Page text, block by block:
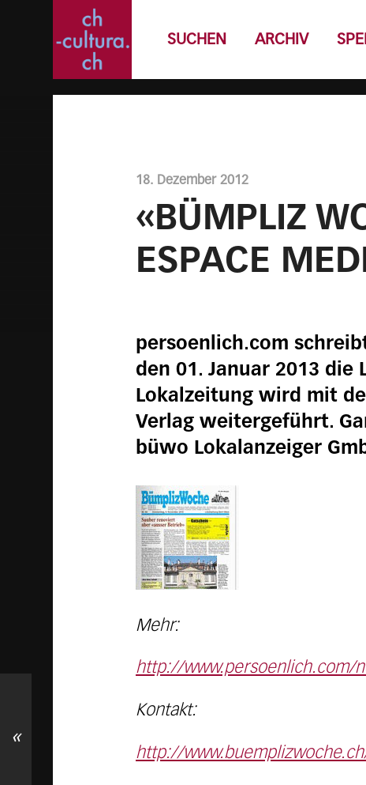
SUCHEN ARCHIV
18. Dezember 2012
«BÜMPLIZ
ESPACE
persoenlich.com
den 01. Januar 2013 die
Lokalzeitung wird mit
Verlag weitergeführt.
büwo Lokalanzeiger
Mehr:
http://www.persoenlich.com/
Kontakt:
http://
«